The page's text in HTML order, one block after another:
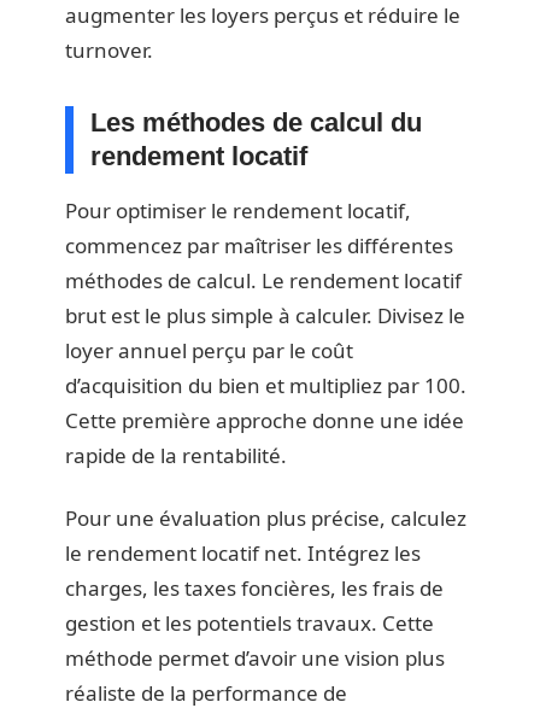
augmenter les loyers perçus et réduire le
turnover.
Les méthodes de calcul du
rendement locatif
Pour optimiser le rendement locatif,
commencez par maîtriser les différentes
méthodes de calcul. Le rendement locatif
brut est le plus simple à calculer. Divisez le
loyer annuel perçu par le coût
d’acquisition du bien et multipliez par 100.
Cette première approche donne une idée
rapide de la rentabilité.
Pour une évaluation plus précise, calculez
le rendement locatif net. Intégrez les
charges, les taxes foncières, les frais de
gestion et les potentiels travaux. Cette
méthode permet d’avoir une vision plus
réaliste de la performance de